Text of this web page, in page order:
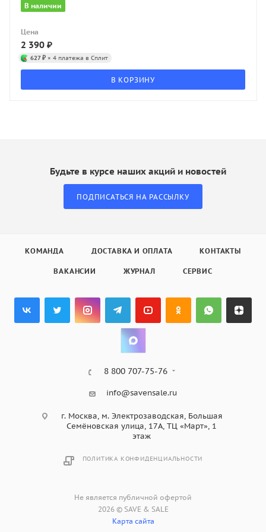
В наличии
Цена
2 390 ₽
627 ₽ × 4 платежа в Сплит
В КОРЗИНУ
Будьте в курсе наших акций и новостей
ПОДПИСАТЬСЯ НА РАССЫЛКУ
КОМАНДА ДОСТАВКА И ОПЛАТА КОНТАКТЫ
ВАКАНСИИ ЖУРНАЛ СЕРВИС
8 800 707-75-76
info@savensale.ru
г. Москва, м. Электрозаводская, Большая
Семёновская улица, 17А, ТЦ «Март», 1
этаж
ПОЛИТИКА КОНФИДЕНЦИАЛЬНОСТИ
Не является публичной офертой
2026 © SAVE & SALE
Карта сайта